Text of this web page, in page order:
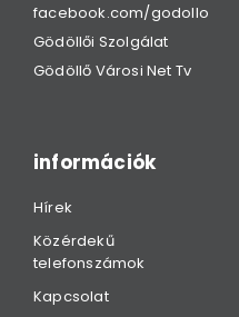
facebook.com/godollo
Gödöllői Szolgálat
Gödöllő Városi Net Tv
információk
Hírek
Közérdekű
telefonszámok
Kapcsolat